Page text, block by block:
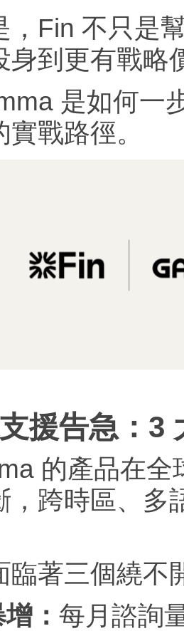
，Fin 不只是
身到更有戰略
是如何一
戰路徑。
援告急：3
的產品在
，跨時區、多
臨著三個繞不
： 每月諮詢